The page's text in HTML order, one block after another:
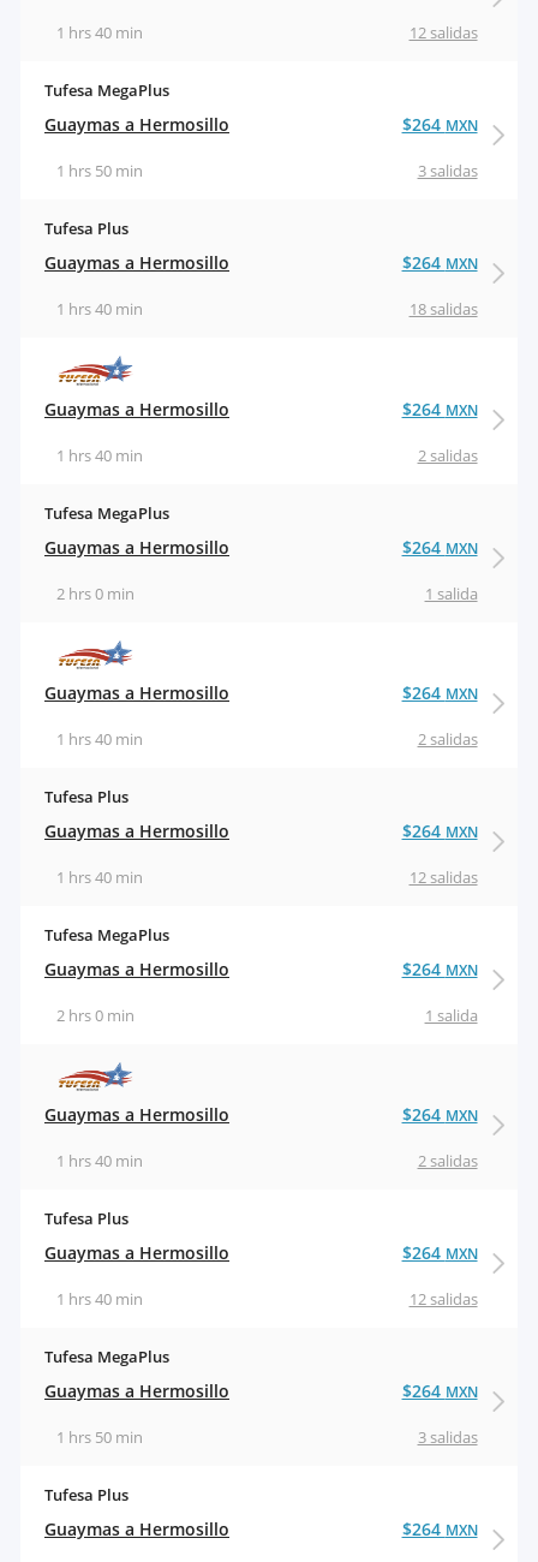
12 salidas
1 hrs 40 min
Tufesa MegaPlus
Guaymas a Hermosillo
3 salidas
1 hrs 50 min
$264 MXN
Tufesa Plus
Guaymas a Hermosillo
18 salidas
1 hrs 40 min
$264 MXN
Guaymas a Hermosillo
2 salidas
1 hrs 40 min
$264 MXN
Tufesa MegaPlus
Guaymas a Hermosillo
1 salida
2 hrs 0 min
$264 MXN
Guaymas a Hermosillo
2 salidas
1 hrs 40 min
$264 MXN
Tufesa Plus
Guaymas a Hermosillo
12 salidas
1 hrs 40 min
$264 MXN
Tufesa MegaPlus
Guaymas a Hermosillo
1 salida
2 hrs 0 min
$264 MXN
Guaymas a Hermosillo
2 salidas
1 hrs 40 min
$264 MXN
Tufesa Plus
Guaymas a Hermosillo
12 salidas
1 hrs 40 min
$264 MXN
Tufesa MegaPlus
Guaymas a Hermosillo
3 salidas
1 hrs 50 min
$264 MXN
Tufesa Plus
Guaymas a Hermosillo $264 MXN